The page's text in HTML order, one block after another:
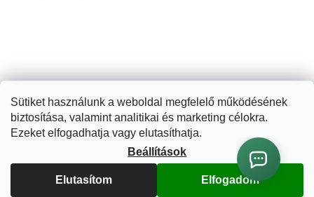
Sütiket használunk a weboldal megfelelő működésének
biztosítása, valamint analitikai és marketing célokra.
Ezeket elfogadhatja vagy elutasíthatja.
Beállítások
Elutasítom Elfogadom
Shoptet készítette
Copyright 2026Herbatica.hu. Minden jog fenntartva.Süti
beállítások szerkesztése